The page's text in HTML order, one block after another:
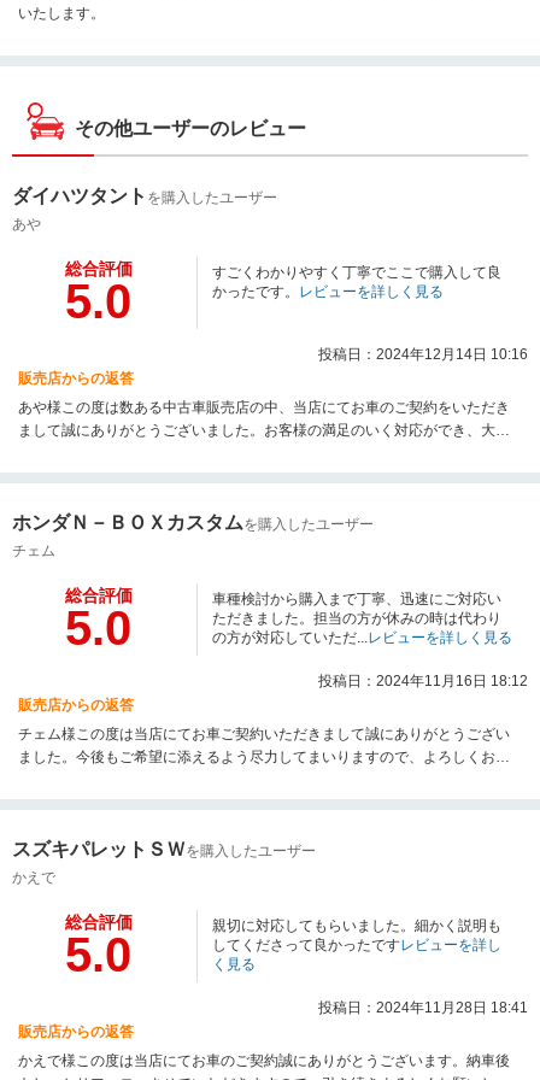
いたします。
その他ユーザーのレビュー
ダイハツタント を購入したユーザー
あや
総合評価
5.0
すごくわかりやすく丁寧でここで購入して良
かったです。 レビューを詳しく見る
投稿日：2024年12月14日 10:16
販売店からの返答
あや様この度は数ある中古車販売店の中、当店にてお車のご契約をいただき
まして誠にありがとうございました。お客様の満足のいく対応ができ、大変
しくお願いいたします。
ホンダＮ－ＢＯＸカスタムを購入したユーザー
チェム
総合評価
5.0
車種検討から購入まで丁寧、迅速にご対応い
ただきました。担当の方が休みの時は代わり
の方が対応していただ... レビューを詳しく見る
投稿日：2024年11月16日 18:12
販売店からの返答
チェム様この度は当店にてお車ご契約いただきまして誠にありがとうござい
ました。今後もご希望に添えるよう尽力してまいりますので、よろしくお願
スズキパレットＳＷを購入したユーザー
かえで
総合評価
5.0
親切に対応してもらいました。細かく説明も
してくださって良かったですレビューを詳し
く見る
投稿日：2024年11月28日 18:41
販売店からの返答
かえで様この度は当店にてお車のご契約誠にありがとうございます。納車後